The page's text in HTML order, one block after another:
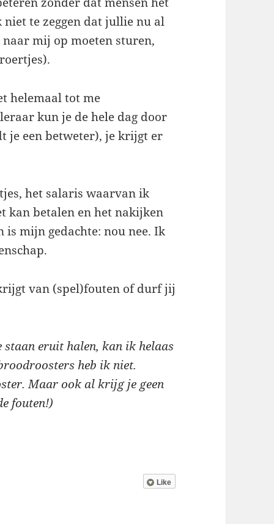
te zeggen dat jullie nu al
mij op moeten sturen,
helemaal tot me
kun je de hele dag door
je een betweter), je krijgt er
het salaris waarvan ik
kan betalen en het nakijken
mijn gedachte: nou nee. Ik
van (spel)fouten of durf jij
staan eruit halen, kan ik helaas
heb ik niet.
Maar ook al krijg je geen
fouten!)
Like